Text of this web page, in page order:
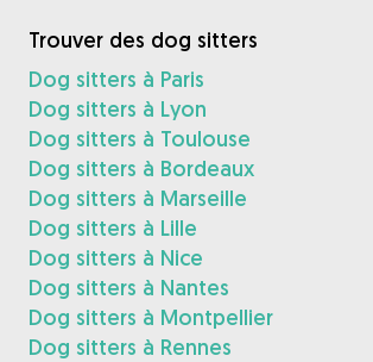
Trouver des dog sitters
Dog sitters à Paris
Dog sitters à Lyon
Dog sitters à Toulouse
Dog sitters à Bordeaux
Dog sitters à Marseille
Dog sitters à Lille
Dog sitters à Nice
Dog sitters à Nantes
Dog sitters à Montpellier
Dog sitters à Rennes